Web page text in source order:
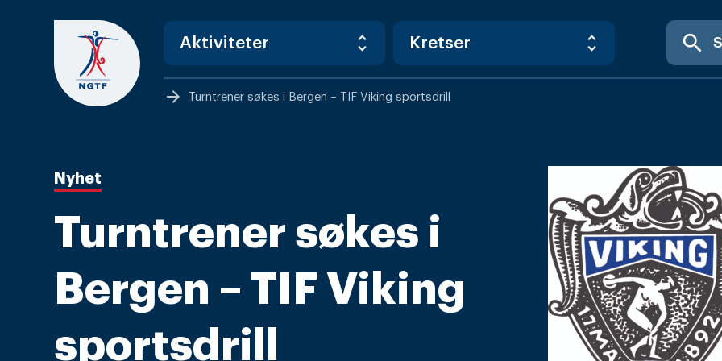
content
search
arrow_forward Turntrener søkes i Bergen – TIF Viking sportsdrill
Nyhet
Turntrener søkes i
Bergen – TIF Viking
sportsdrill